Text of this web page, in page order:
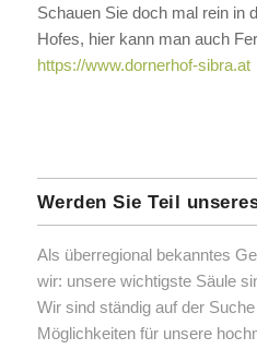
Schauen Sie doch mal rein in
Hofes, hier kann man auch
https://www.dornerhof-sibra.at
Werden Sie Teil
Als überregional bekanntes
wir: unsere wichtigste Säule
Wir sind ständig auf der
Möglichkeiten für unsere